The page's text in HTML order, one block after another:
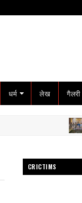
धर्म लेख गैलरी
गोटेगाँव
CRICTIMS